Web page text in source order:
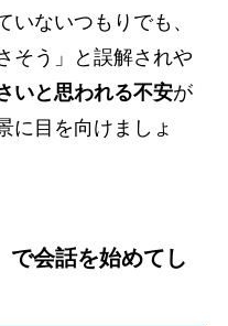
いないつもりでも、
そう」と誤解されや
いと思われる不安が
に目を向けましょ
で会話を始めてし